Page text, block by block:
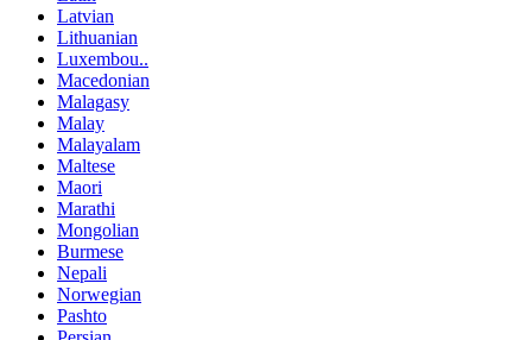
Latvian
Lithuanian
Luxembou..
Macedonian
Malagasy
Malay
Malayalam
Maltese
Maori
Marathi
Mongolian
Burmese
Nepali
Norwegian
Pashto